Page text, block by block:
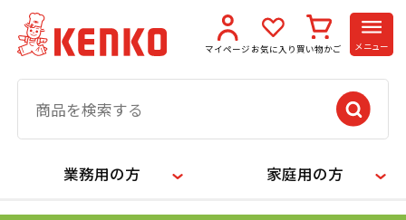
マイページ お気に入り 買い物かご メニュー
業務用の方 家庭用の方